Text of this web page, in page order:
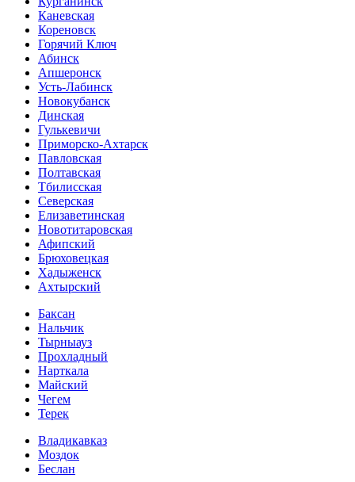
Каневская
Кореновск
Горячий Ключ
Абинск
Апшеронск
Усть-Лабинск
Новокубанск
Динская
Гулькевичи
Приморско-Ахтарск
Павловская
Полтавская
Тбилисская
Северская
Елизаветинская
Новотитаровская
Афипский
Брюховецкая
Хадыженск
Ахтырский
Баксан
Нальчик
Тырныауз
Прохладный
Нарткала
Майский
Чегем
Терек
Владикавказ
Моздок
Беслан